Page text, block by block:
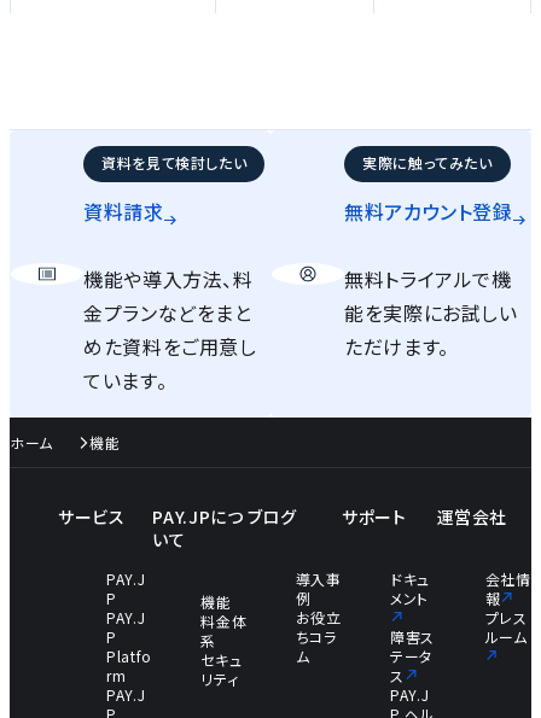
資料を見て検討したい
資料請求
機能や導入方法、料
金プランなどをまと
めた資料をご用意し
ています。
実際に触ってみたい
無料アカウント登録
無料トライアルで機
能を実際にお試しい
ただけます。
ホーム 機能
サービス
PAY.J
P
PAY.J
P
Platfo
rm
PAY.J
PAY.JPにつ
いて
機能
料金体
系
セキュ
リティ
ブログ
導入事
例
お役立
ちコラ
ム
サポート
ドキュ
メント
障害ス
テータ
ス
PAY.J
運営会社
会社情
報
プレス
ルーム